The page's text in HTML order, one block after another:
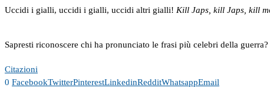
Uccidi i gialli, uccidi i gialli, uccidi altri gialli! Kill Japs, kill Japs, kill
Sapresti riconoscere chi ha pronunciato le frasi più celebri della
Citazioni
0 FacebookTwitterPinterestLinkedinRedditWhatsappEmail